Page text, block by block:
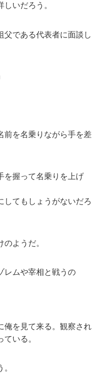
いだろう。
父である代表者に面談し
前を名乗りながら手を差
を握って名乗りを上げ
してもしょうがないだろ
ようだ。
レムや宰相と戦うの
俺を見て来る。観察され
いる。